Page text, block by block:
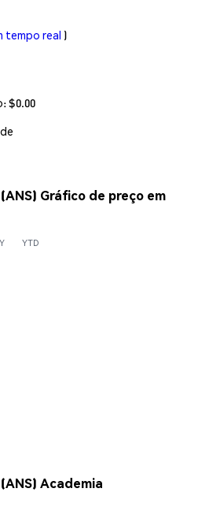
tempo real )
$0.00
Gráfico de preço em
YTD
Academia